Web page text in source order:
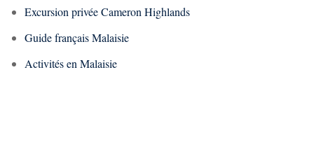
Excursion privée Cameron Highlands
Guide français Malaisie
Activités en Malaisie